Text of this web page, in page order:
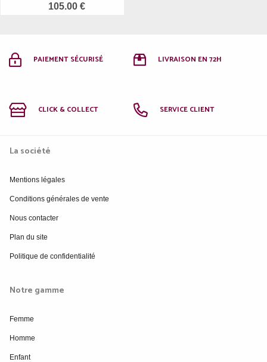
105.00 €
PAIEMENT SÉCURISÉ LIVRAISON EN 72H
CLICK & COLLECT SERVICE CLIENT
La société
Mentions légales
Conditions générales de vente
Nous contacter
Plan du site
Politique de confidentialité
Notre gamme
Femme
Homme
Enfant